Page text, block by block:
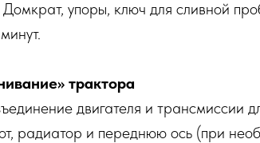
Домкрат, упоры, ключ для сливной
трактора
двигателя и трансмиссии
радиатор и переднюю ось (при